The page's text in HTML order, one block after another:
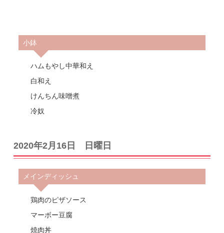
小鉢
ハムもやし中華和え
白和え
けんちん味噌煮
冷奴
2020年2月16日 日曜日
メインディッシュ
鶏肉のピザソース
マーボー豆腐
焼肉丼